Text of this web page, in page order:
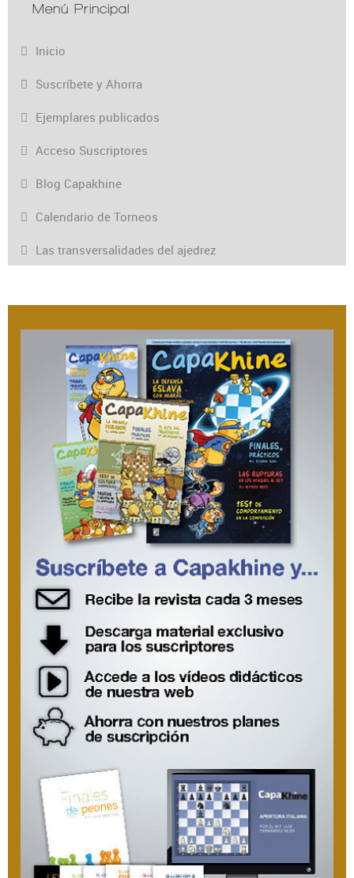
Menú Principal
Inicio
Suscríbete y Ahorra
Ejemplares publicados
Acceso Suscriptores
Blog Capakhine
Calendario de Torneos
Las transversalidades del ajedrez